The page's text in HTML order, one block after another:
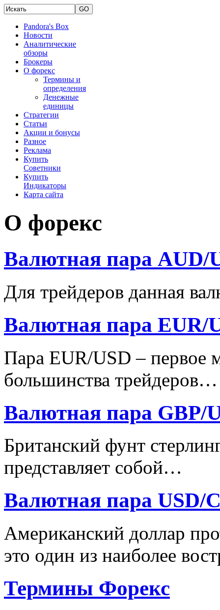
Pandora's Box
Новости
Аналитические
обзоры
Брокеры
О форекс
Термины и
определения
Денежные
единицы
Стратегии
Статьи
Акции и бонусы
Разное
Реклама
Купить
Советники
Купить
Индикаторы
Карта сайта
О форекс
Валютная пара AUD/
Для трейдеров данная
Валютная пара EUR/
Пара EUR/USD – первое
большинства трейдеров…
Валютная пара GBP/
Британский фунт
представляет собой…
Валютная пара USD/
Американский доллар
это один из наиболее
Термины Форекс